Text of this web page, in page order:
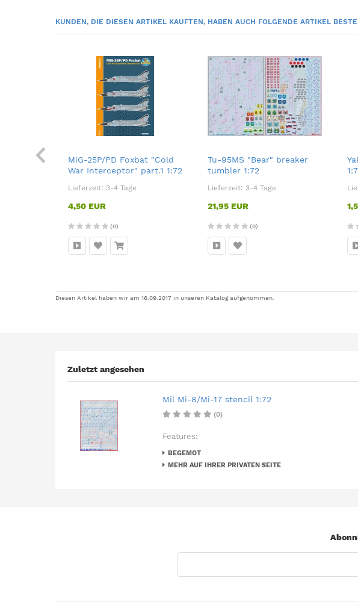
KUNDEN, DIE DIESEN ARTIKEL KAUFTEN, HABEN AUCH FOLGENDE ARTIKEL
front line
MiG-25P/PD Foxbat "Cold
War Interceptor" part.1 1:72
Lieferzeit: 3-4 Tage
4,50 EUR
(0)
Tu-95MS "Bear" breaker
tumbler 1:72
Lieferzeit: 3-4 Tage
21,95 EUR
(0)
Diesen Artikel haben wir am 16.09.2017 in unseren Katalog aufgenommen.
Zuletzt angesehen
Mil Mi-8/Mi-17 stencil 1:72
(0)
Features:
BEGEMOT
MEHR AUF IHRER PRIVATEN SEITE